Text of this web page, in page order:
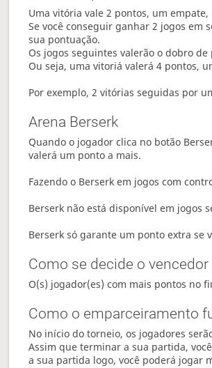
Uma vitória vale 2 pontos, um
Se você conseguir ganhar 2 jogos em
sua pontuação.
Os jogos seguintes valerão o dobro
Ou seja, uma vitoriá valerá 4 pontos,
Por exemplo, 2 vitórias seguidas por
Arena Berserk
Quando o jogador clica no botão
valerá um ponto a mais.
Fazendo o Berserk em jogos com
Berserk não está disponível em jogos
Berserk só garante um ponto extra se
Como se decide o
O(s) jogador(es) com mais pontos no
Como o emparceiramento
No início do torneio, os jogadores
Assim que terminar a sua partida,
a sua partida logo, você poderá jogar